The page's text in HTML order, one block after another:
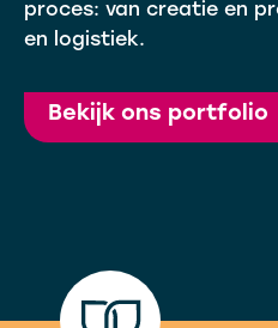
proces: van creatie en
en logistiek.
Bekijk ons portfolio